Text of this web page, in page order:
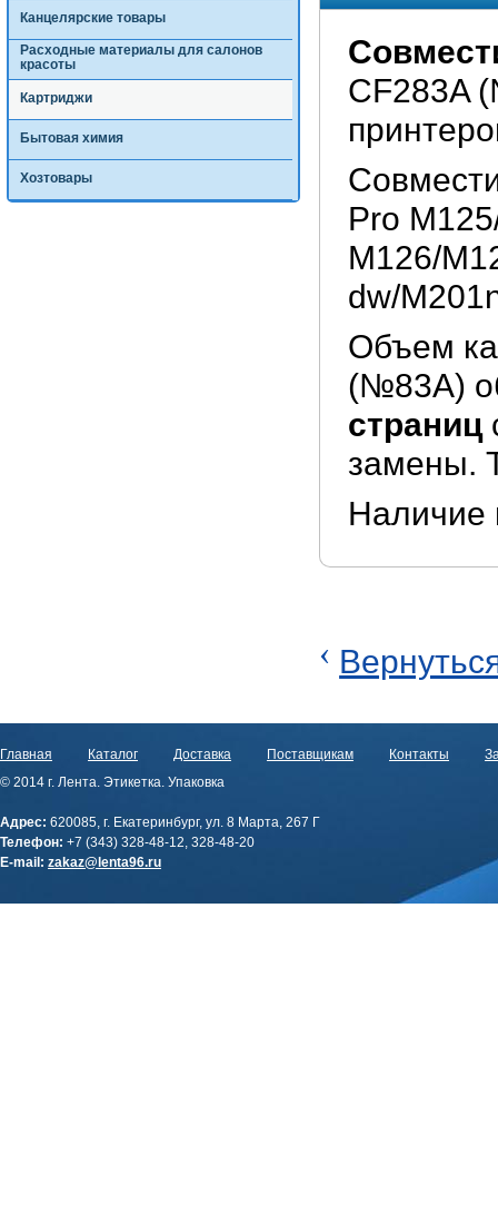
Канцелярские товары
Расходные материалы для салонов
красоты
Картриджи
Бытовая химия
Хозтовары
CF283A
Pro
M126/
dw/
Объем
(№83A)
страниц
замены.
Наличие
‹
Главная Каталог Доставка Поставщикам Контакты
© 2014 г. Лента. Этикетка. Упаковка
Адрес: 620085, г. Екатеринбург, ул. 8 Марта, 267 Г
Телефон: +7 (343) 328-48-12, 328-48-20
E-mail: zakaz@lenta96.ru